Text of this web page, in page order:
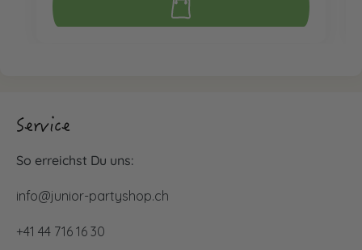
Service
So erreichst Du uns:
info@junior-partyshop.ch
+41 44 716 16 30